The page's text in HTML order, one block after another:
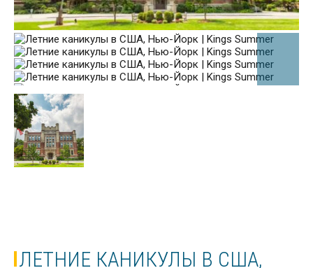
ЛЕТНИЕ КАНИКУЛЫ В США,